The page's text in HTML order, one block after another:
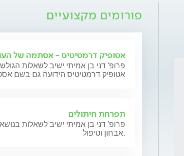
פורומים מקצועיים
אטופיק דרמטיטיס - אסתמה של
פרופ' דני בן אמיתי ישיב לשאלות
אטופיק דרמטיטיס הידועה גם בשם
תפרחת חיתולים
פרופ' דני בן אמיתי ישיב לשאלות
אבחון וטיפול.